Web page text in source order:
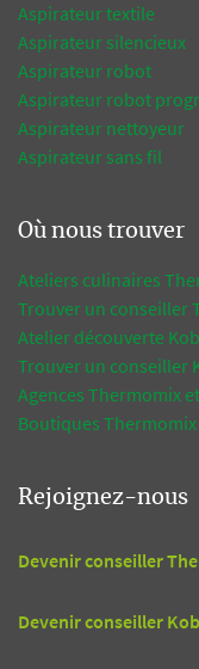
Aspirateur textile
Aspirateur silencieux
Aspirateur robot
Aspirateur robot
Aspirateur nettoyeur
Aspirateur sans fil
Où nous trouver
Ateliers culinaires
Trouver un conseiller
Atelier découverte
Trouver un conseiller
Agences Thermomix
Boutiques
Rejoignez-nous
Devenir conseiller
Devenir conseiller